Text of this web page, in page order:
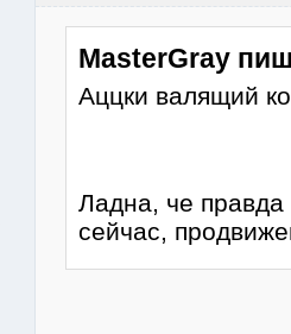
MasterGray
Аццки валящий
Ладна, че правда
сейчас,